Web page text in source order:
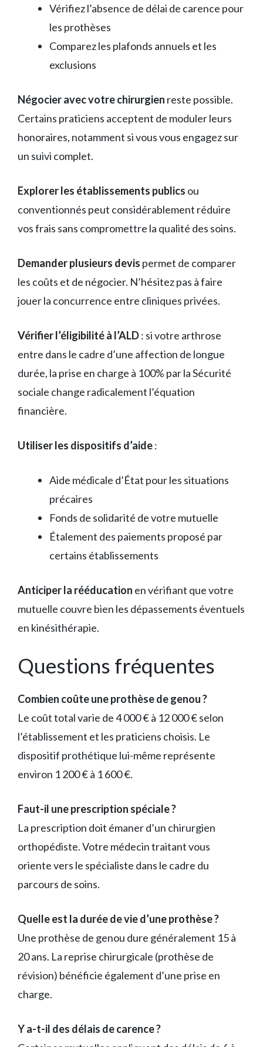
Vérifiez l’absence de délai de carence pour
les prothèses
Comparez les plafonds annuels et les
exclusions
Négocier avec votre chirurgien reste possible.
Certains praticiens acceptent de moduler leurs
honoraires, notamment si vous vous engagez sur
un suivi complet.
Explorer les établissements publics ou
conventionnés peut considérablement réduire
vos frais sans compromettre la qualité des soins.
Demander plusieurs devis permet de comparer
les coûts et de négocier. N’hésitez pas à faire
jouer la concurrence entre cliniques privées.
Vérifier l’éligibilité à l’ALD: si votre arthrose
entre dans le cadre d’une affection de longue
durée, la prise en charge à 100% par la Sécurité
sociale change radicalement l’équation
financière.
Utiliser les dispositifs d’aide:
Aide médicale d’État pour les situations
précaires
Fonds de solidarité de votre mutuelle
Étalement des paiements proposé par
certains établissements
Anticiper la rééducation en vérifiant que votre
mutuelle couvre bien les dépassements éventuels
en kinésithérapie.
Questions fréquentes
Combien coûte une prothèse de genou ?
Le coût total varie de 4 000 € à 12 000 € selon
l’établissement et les praticiens choisis. Le
dispositif prothétique lui-même représente
environ 1 200 € à 1 600 €.
Faut-il une prescription spéciale ?
La prescription doit émaner d’un chirurgien
orthopédiste. Votre médecin traitant vous
oriente vers le spécialiste dans le cadre du
parcours de soins.
Quelle est la durée de vie d’une prothèse ?
Une prothèse de genou dure généralement 15 à
20 ans. La reprise chirurgicale (prothèse de
révision) bénéficie également d’une prise en
charge.
Y a-t-il des délais de carence ?